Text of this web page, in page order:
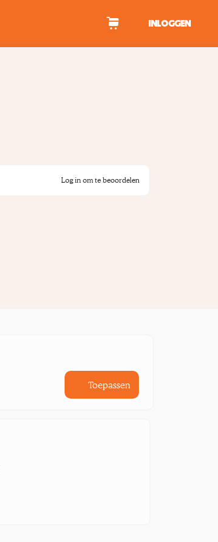
INLOGGEN
Log in om te beoordelen
Toepassen